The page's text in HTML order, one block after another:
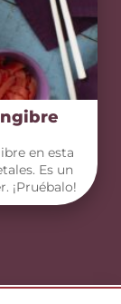
en esta
Es un
¡Pruébalo!